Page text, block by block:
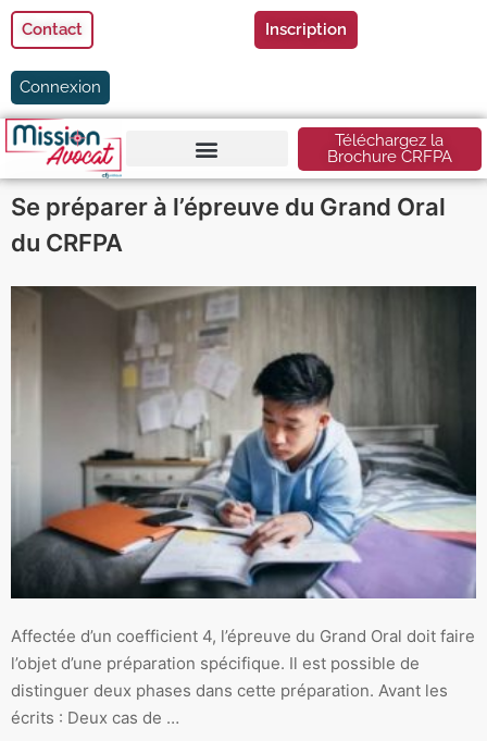
Contact Inscription
Connexion
Téléchargez la
Brochure CRFPA
Se préparer à l’épreuve du Grand Oral
du CRFPA
Affectée d’un coefficient 4, l’épreuve du Grand Oral doit faire
l’objet d’une préparation spécifique. Il est possible de
distinguer deux phases dans cette préparation. Avant les
écrits : Deux cas de …